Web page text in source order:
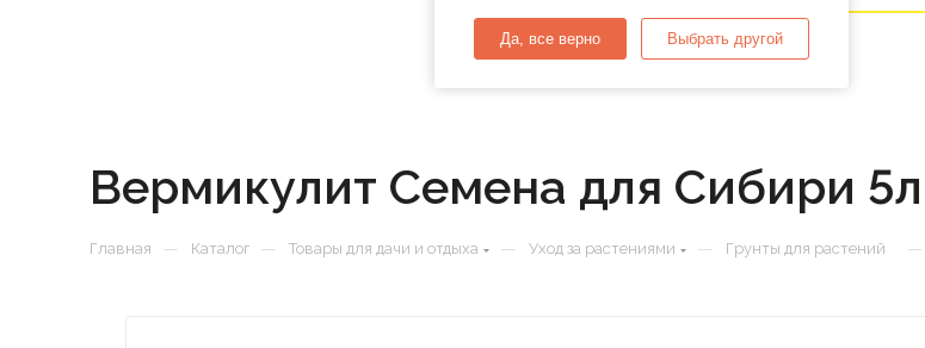
Да, все верно Выбрать другой
Вермикулит Семена для Сибири 5л
Главная — Каталог — Товары для дачи и отдыха — Уход за растениями — Грунты для растений —